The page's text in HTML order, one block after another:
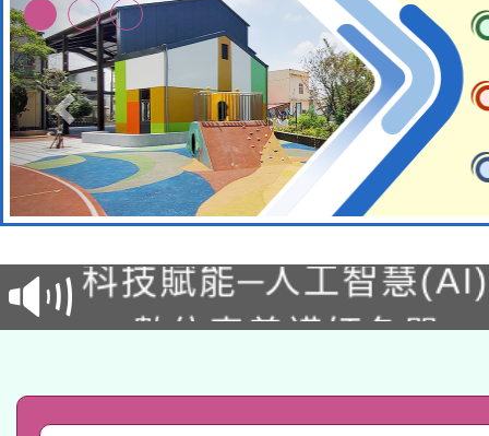
本館辦理115年度閱讀
暨閱讀推動專業研習
科技賦能─人工智慧
礎課程
A3數位素養講師名單